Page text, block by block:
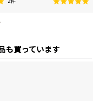
も買っています